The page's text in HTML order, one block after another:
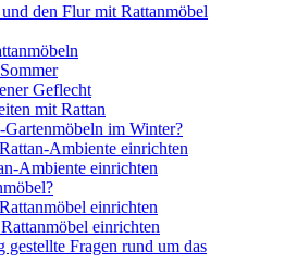
den Flur mit Rattanmöbel
Geflecht
mit Rattan
im Winter?
Ambiente einrichten
Ambiente einrichten
einrichten
einrichten
Fragen rund um das